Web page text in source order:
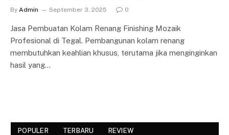
By Admin September 3, 2025 0
Jasa Pembuatan Kolam Renang Finishing Mozaik
Profesional di Tegal. Pembangunan kolam renang
membutuhkan keahlian khusus, terutama jika menginginkan
hasil yang…
POPULER TERBARU REVIEW